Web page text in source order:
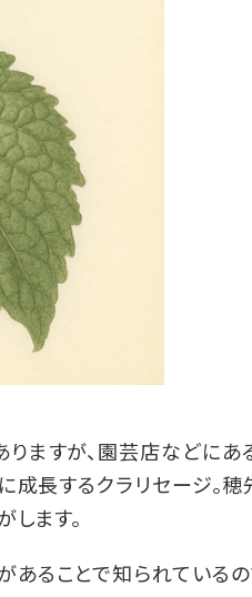
ますが、園芸店などに
成長するクラリセージ。
ます。
あることで知られているの